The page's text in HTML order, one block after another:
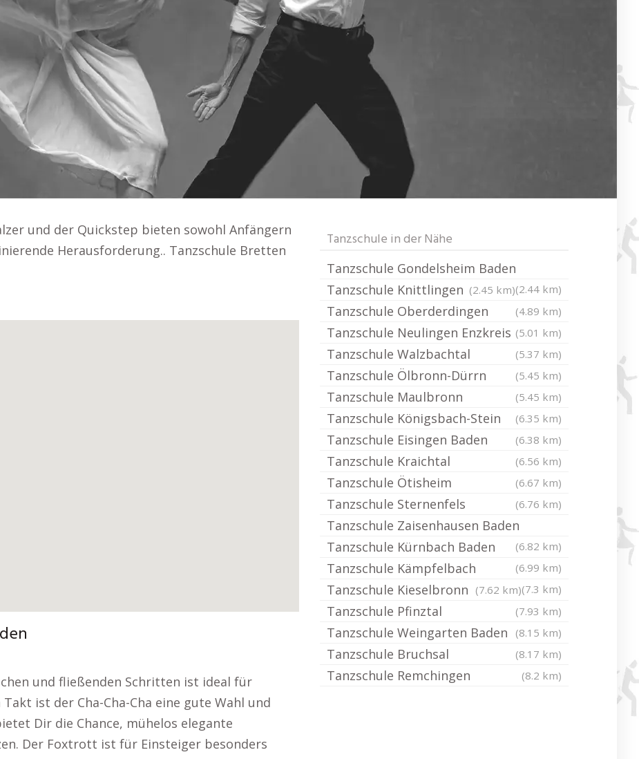
und der Quickstep bieten sowohl Anfängern
Herausforderung.. Tanzschule Bretten
und fließenden Schritten ist ideal für
ist der Cha-Cha-Cha eine gute Wahl und
Dir die Chance, mühelos elegante
Der Foxtrott ist für Einsteiger besonders
Tanzschule in der Nähe
Tanzschule Gondelsheim Baden
(2.44 km)
Tanzschule Knittlingen (2.45 km)
Tanzschule Oberderdingen (4.89 km)
Tanzschule Neulingen Enzkreis (5.01 km)
Tanzschule Walzbachtal (5.37 km)
Tanzschule Ölbronn-Dürrn (5.45 km)
Tanzschule Maulbronn (5.45 km)
Tanzschule Königsbach-Stein (6.35 km)
Tanzschule Eisingen Baden (6.38 km)
Tanzschule Kraichtal (6.56 km)
Tanzschule Ötisheim (6.67 km)
Tanzschule Sternenfels (6.76 km)
Tanzschule Zaisenhausen Baden
(6.82 km)
Tanzschule Kürnbach Baden
(6.99 km)
Tanzschule Kämpfelbach
(7.3 km)
Tanzschule Kieselbronn (7.62 km)
Tanzschule Pfinztal (7.93 km)
Tanzschule Weingarten Baden (8.15 km)
Tanzschule Bruchsal (8.17 km)
Tanzschule Remchingen (8.2 km)